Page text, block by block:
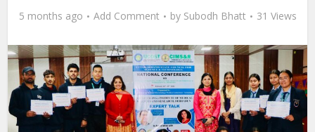
5 months ago Add Comment by Subodh Bhatt 31 Views